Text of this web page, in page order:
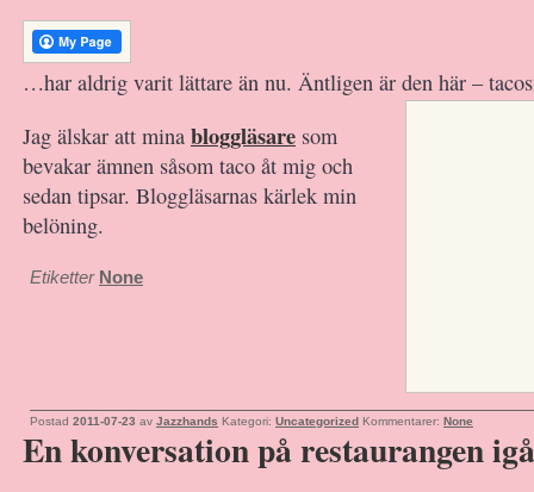
…har aldrig varit lättare än nu. Äntligen är den här –
Jag älskar att mina bloggläsare som
bevakar ämnen såsom taco åt mig och
sedan tipsar. Bloggläsarnas kärlek min
belöning.
Postad 2011-07-23 av Jazzhands Kategori: Uncategorized Kommentarer: None
Etiketter None
En konversation på restaurangen